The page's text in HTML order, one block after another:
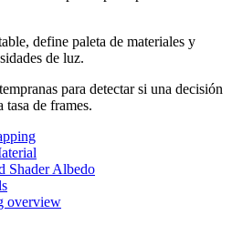
define paleta de materiales y
de luz.
para detectar si una decisión
de frames.
Shader Albedo
overview